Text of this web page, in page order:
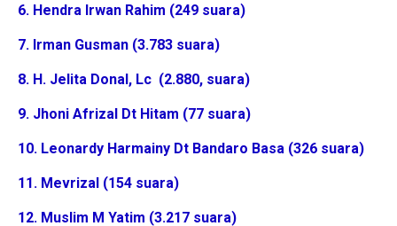
6. Hendra Irwan Rahim (249 suara)
7. Irman Gusman (3.783 suara)
8. H. Jelita Donal, Lc (2.880, suara)
9. Jhoni Afrizal Dt Hitam (77 suara)
10. Leonardy Harmainy Dt Bandaro Basa (326 suara)
11. Mevrizal (154 suara)
12. Muslim M Yatim (3.217 suara)